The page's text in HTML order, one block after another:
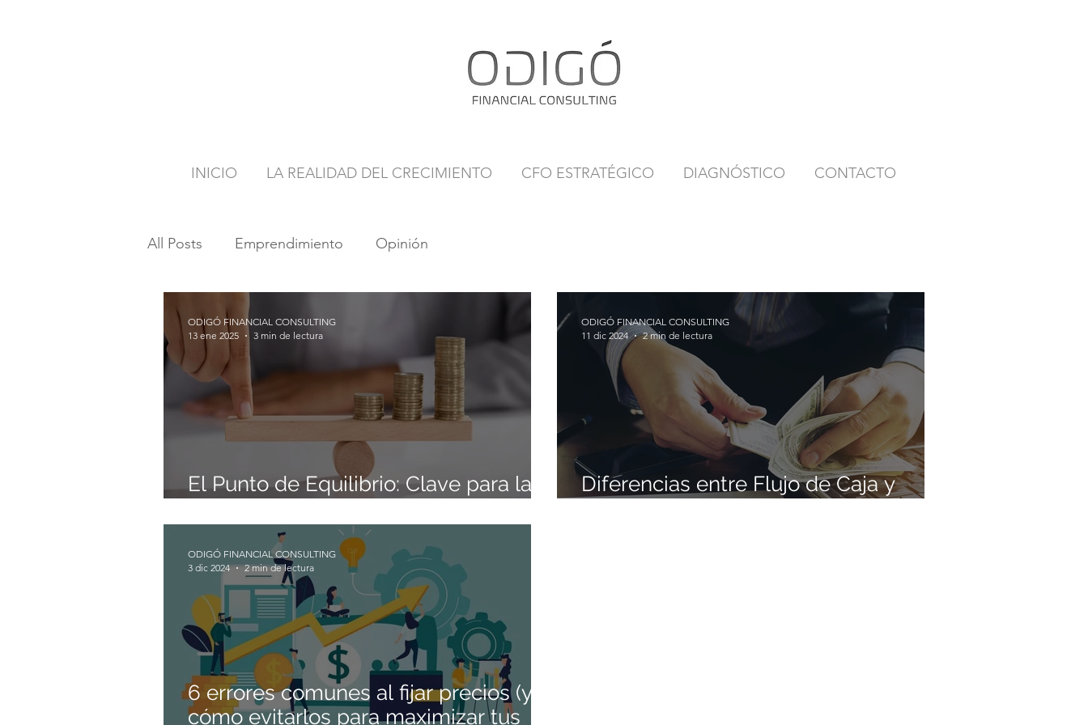
INICIO LA REALIDAD DEL CRECIMIENTO CFO ESTRATÉGICO DIAGNÓSTICO CONTACTO
All Posts Emprendimiento Opinión
El Punto de Equilibrio: Clave para la
ODIGÓ FINANCIAL CONSULTING
13 ene 2025
3 min de lectura
Diferencias entre Flujo de Caja y
ODIGÓ FINANCIAL CONSULTING
11 dic 2024
2 min de lectura
6 errores comunes al fijar precios (y
cómo evitarlos para maximizar tus
ODIGÓ FINANCIAL CONSULTING
3 dic 2024
2 min de lectura